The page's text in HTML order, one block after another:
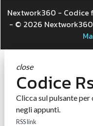
Nextwork360 - Codice
- © 2026 Nextwork360.
close
Codice
Clicca sul pulsante per
negli appunti.
RSS link